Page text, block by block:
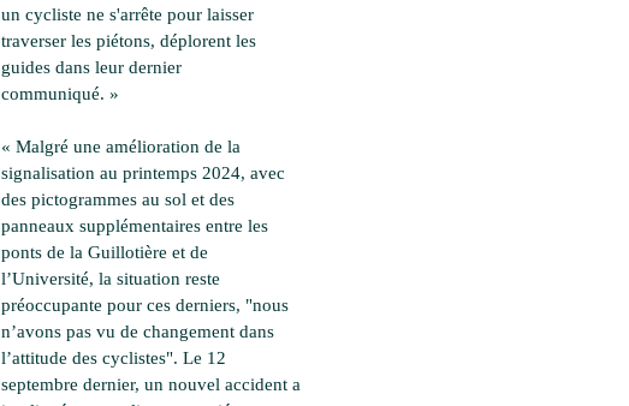
un cycliste ne s'arrête pour laisser
traverser les piétons, déplorent les
guides dans leur dernier
communiqué. »
« Malgré une amélioration de la
signalisation au printemps 2024, avec
des pictogrammes au sol et des
panneaux supplémentaires entre les
ponts de la Guillotière et de
l’Université, la situation reste
préoccupante pour ces derniers, "nous
n’avons pas vu de changement dans
l’attitude des cyclistes". Le 12
septembre dernier, un nouvel accident a